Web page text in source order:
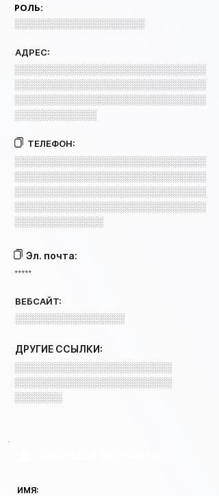
РОЛЬ:
░░░░░░░░░░░░░░░░░░░
АДРЕС:
░░░░░░░░░░░░░░░░░░░░░░░░░░░░
░░░░░░░░░░░░░░░░░░░░░░░░░░░░
░░░░░░░░░░░░░░░░░░░░░░░░░░░░
░░░░░░░░░░░░
ТЕЛЕФОН:
░░░░░░░░░░░░░░░░░░░░░░░░░░░░
░░░░░░░░░░░░░░░░░░░░░░░░░░░░
░░░░░░░░░░░░░░░░░░░░░░░░░░░░
░░░░░░░░░░░░░░░░░░░░░░░░░░░░
░░░░░░░░░░░░░
Эл. почта:
*****
ВЕБСАЙТ:
░░░░░░░░░░░░░░░░
ДРУГИЕ ССЫЛКИ:
░░░░░░░░░░░░░░░░░░░░░░░
░░░░░░░░░░░░░░░░░░░░░░░
░░░░░░░
ИМЯ: